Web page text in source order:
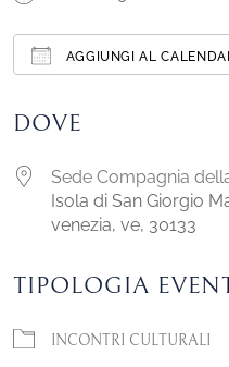
AGGIUNGI AL
DOVE
Sede Compagnia
Isola di San Giorgio
venezia, ve, 30133
TIPOLOGIA
INCONTRI CULTURALI